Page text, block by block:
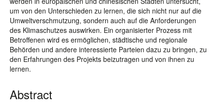
um von den Unterschieden zu lernen, die sich nicht nur auf die
Umweltverschmutzung, sondern auch auf die Anforderungen
des Klimaschutzes auswirken. Ein organisierter Prozess mit
Betroffenen wird es ermöglichen, städtische und regionale
Behörden und andere interessierte Parteien dazu zu bringen, zu
den Erfahrungen des Projekts beizutragen und von ihnen zu
lernen.
Abstract